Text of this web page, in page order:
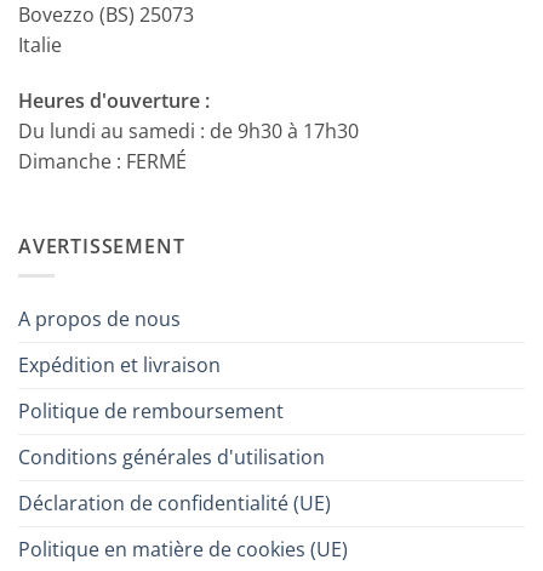
Bovezzo (BS) 25073
Italie
Heures d'ouverture :
Du lundi au samedi : de 9h30 à 17h30
Dimanche : FERMÉ
AVERTISSEMENT
A propos de nous
Expédition et livraison
Politique de remboursement
Conditions générales d'utilisation
Déclaration de confidentialité (UE)
Politique en matière de cookies (UE)